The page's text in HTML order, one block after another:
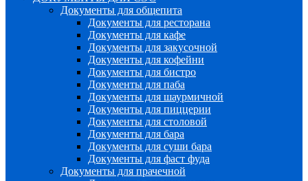
Документы для общепита
Документы для ресторана
Документы для кафе
Документы для закусочной
Документы для кофейни
Документы для бистро
Документы для паба
Документы для шаурмичной
Документы для пиццерии
Документы для столовой
Документы для бара
Документы для суши бара
Документы для фаст фуда
Документы для прачечной